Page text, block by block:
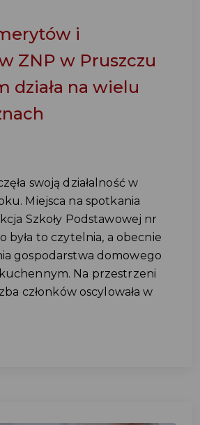
i
ZNP w Pruszczu
działa na wielu
swoją działalność w
Miejsca na spotkania
Szkoły Podstawowej nr
była to czytelnia, a obecnie
gospodarstwa domowego
Na przestrzeni
członków oscylowała w